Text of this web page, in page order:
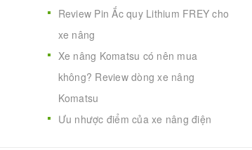
Review Pin Ắc quy Lithium FREY cho
xe nâng
Xe nâng Komatsu có nên mua
không? Review dòng xe nâng
Komatsu
Ưu nhược điểm của xe nâng điện